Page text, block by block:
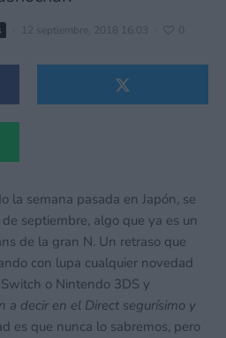
12 septiembre, 2018 16:03 0
la semana pasada en Japón, se
septiembre, algo que ya es un
de la gran N. Un retraso que
con lupa cualquier novedad
o Nintendo 3DS y
a decir en el Direct segurísimo y
es que nunca lo sabremos, pero